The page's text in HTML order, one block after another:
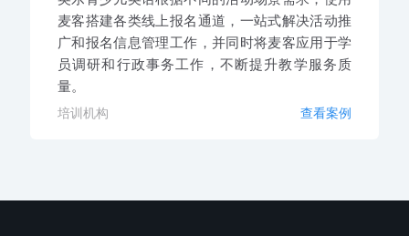
麦客搭建各类线上报名通道，一站式解决活动推
广和报名信息管理工作，并同时将麦客应用于学
员调研和行政事务工作，不断提升教学服务质
量。
培训机构 查看案例